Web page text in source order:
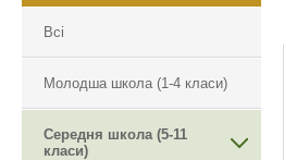
Всі
Молодша школа (1-4 класи)
Середня школа (5-11
класи)